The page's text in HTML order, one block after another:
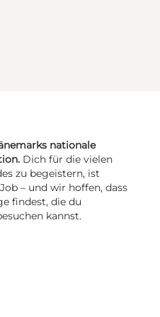
nationale
Dich für die vielen
zu begeistern, ist
– und wir hoffen, dass
findest, die du
kannst.